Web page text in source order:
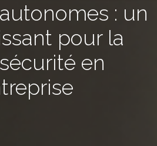
: un
pour la
en